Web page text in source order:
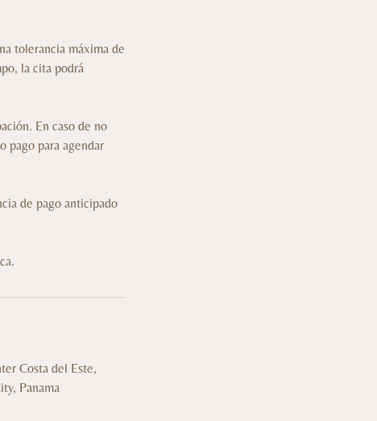
tolerancia máxima de
la cita podrá
En caso de no
pago para agendar
de pago anticipado
Costa del Este,
Panama